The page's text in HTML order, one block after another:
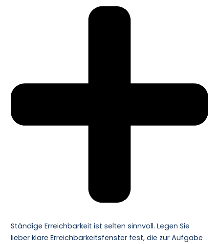
Ständige Erreichbarkeit ist selten sinnvoll. Legen Sie
lieber klare Erreichbarkeitsfenster fest, die zur Aufgabe